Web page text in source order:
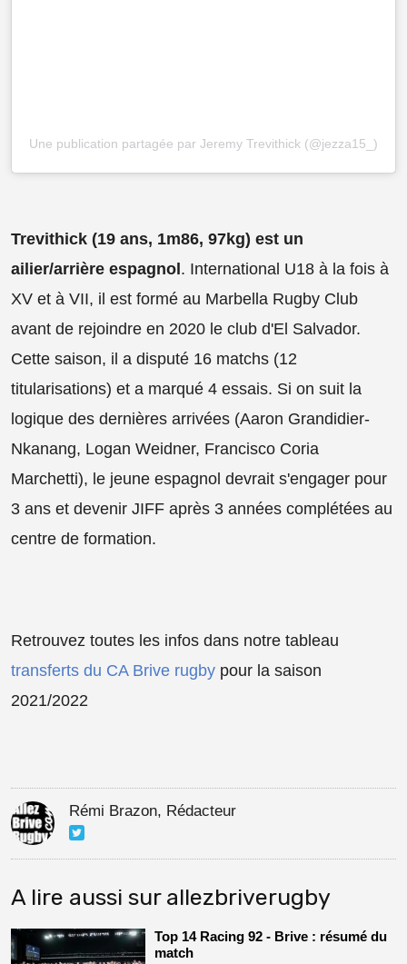
Une publication partagée par Jeremy Trevithick (@jezza15_)
Trevithick (19 ans, 1m86, 97kg) est un
ailier/arrière espagnol . International U18 à la fois à
XV et à VII, il est formé au Marbella Rugby Club
avant de rejoindre en 2020 le club d'El Salvador.
Cette saison, il a disputé 16 matchs (12
titularisations) et a marqué 4 essais. Si on suit la
logique des dernières arrivées (Aaron Grandidier-
Nkanang, Logan Weidner, Francisco Coria
Marchetti), le jeune espagnol devrait s'engager pour
3 ans et devenir JIFF après 3 années complétées au
centre de formation.
Retrouvez toutes les infos dans notre tableau
transferts du CA Brive rugby pour la saison
2021/2022
Rémi Brazon, Rédacteur
A lire aussi sur allezbriverugby
Top 14 Racing 92 - Brive : résumé du
match